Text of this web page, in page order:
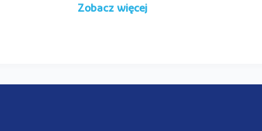
Zobacz więcej